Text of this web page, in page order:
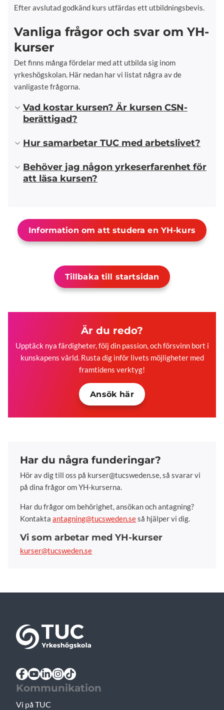
Efter avslutad godkänd kurs utfärdas ett utbildningsbevis.
Vanliga frågor och svar om YH-
kurser
Det finns många fördelar med att utbilda sig inom
yrkeshögskolan. Här nedan har vi listat några av de
vanligaste frågorna.
Vad kostar kursen? Är kursen CSN-
berättigad?
Hur samarbetar TUC med arbetslivet?
Behöver jag någon yrkeserfarenhet för
att läsa kursen?
Information om att studera en YH-kurs
Tillbaka till startsidan
Är du redo?
Upptäck nya färdigheter, följ din passion, och försvinn bort i
kunskapens värld. Rusta dig inför livets möjligheter med
framtidens verktyg!
Ansök här
Har du några funderingar?
Hör av dig till oss på kurser@tucsweden.se, så svarar vi
på dina frågor om YH-kurserna.
Har du frågor om behörighet, ansökan och antagning?
Kontakta antagning@tucsweden.seså hjälper vi dig.
Vi som arbetar med YH-kurser
kurser@tucsweden.se
Kommunikation
Vi på TUC